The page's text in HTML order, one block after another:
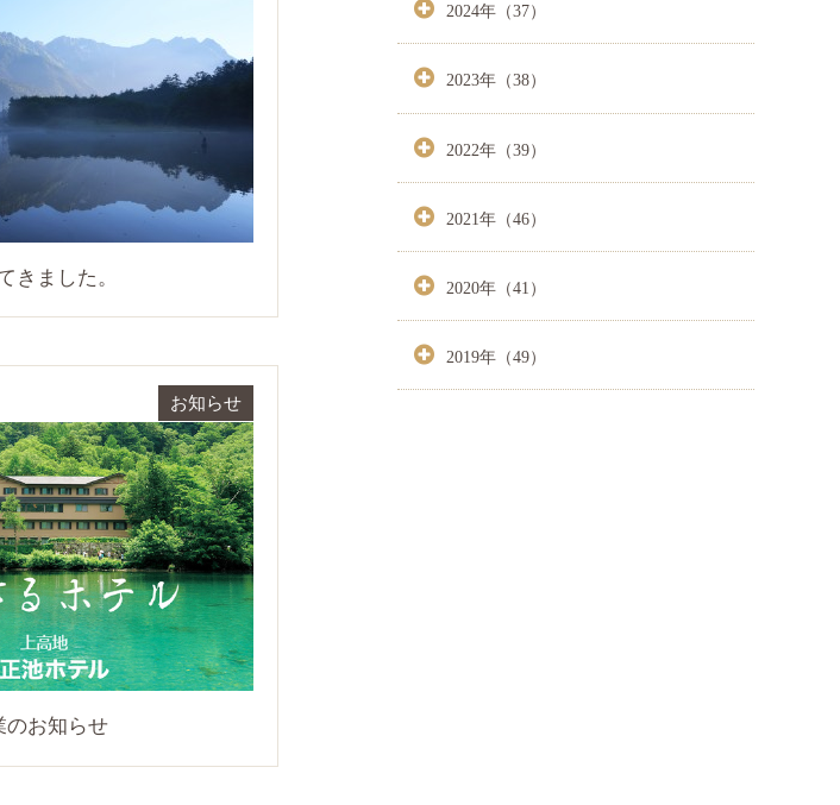
きました。
お知らせ
のお知らせ
2024年（37）
2023年（38）
2022年（39）
2021年（46）
2020年（41）
2019年（49）